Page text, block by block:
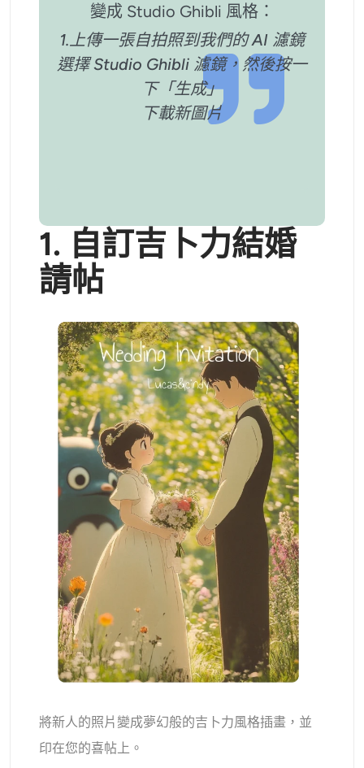
變成 Studio Ghibli 風格：
1.上傳一張自拍照到我們的 AI 濾鏡
選擇 Studio Ghibli 濾鏡，然後按一
下「生成」
下載新圖片
1. 自訂吉卜力結婚
請帖
將新人的照片變成夢幻般的吉卜力風格插畫，並
印在您的喜帖上。